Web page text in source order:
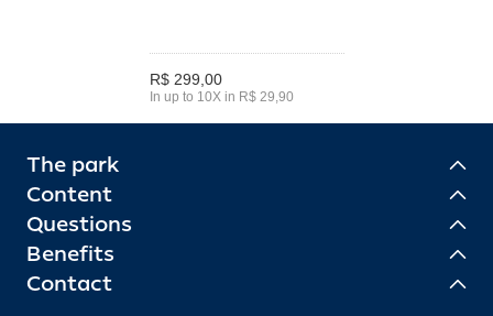
R$ 299,00
In up to 10X in R$ 29,90
The park
Content
Questions
Benefits
Contact